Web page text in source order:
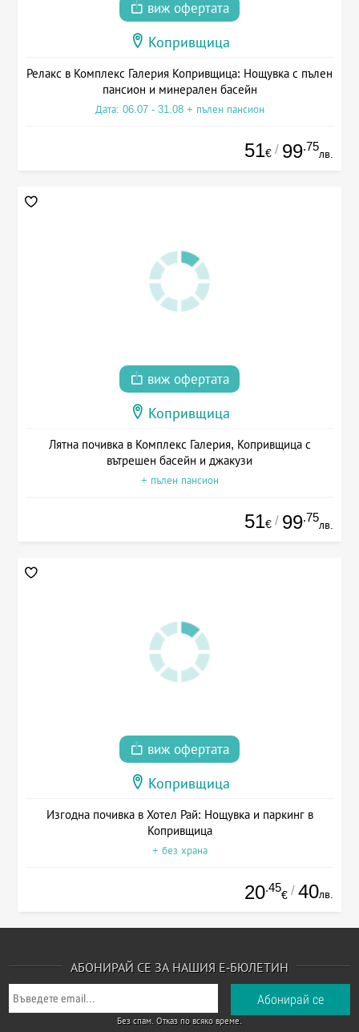
виж офертата
Копривщица
Релакс в Комплекс Галерия Копривщица: Нощувка с пълен
пансион и минерален басейн
Дата: 06.07 - 31.08 + пълен пансион
51€ / 99.75
лв.
виж офертата
Копривщица
Лятна почивка в Комплекс Галерия, Копривщица с
вътрешен басейн и джакузи
+ пълен пансион
51€ / 99.75
лв.
виж офертата
Копривщица
Изгодна почивка в Хотел Рай: Нощувка и паркинг в
Копривщица
+ без храна
20.45
€ / 40лв.
АБОНИРАЙ СЕ ЗА НАШИЯ Е-БЮЛЕТИН
Без спам. Отказ по всяко време.